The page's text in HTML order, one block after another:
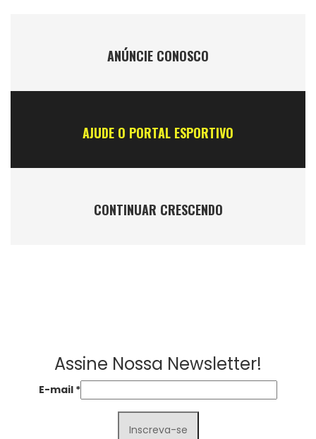
ANÚNCIE CONOSCO
AJUDE O PORTAL ESPORTIVO
CONTINUAR CRESCENDO
Assine Nossa Newsletter!
E-mail *